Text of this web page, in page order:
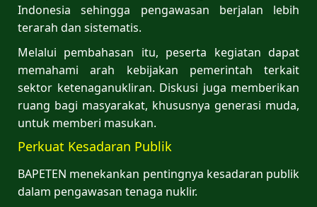
Indonesia sehingga pengawasan berjalan lebih
terarah dan sistematis.
Melalui pembahasan itu, peserta kegiatan dapat
memahami arah kebijakan pemerintah terkait
sektor ketenaganukliran. Diskusi juga memberikan
ruang bagi masyarakat, khususnya generasi muda,
untuk memberi masukan.
Perkuat Kesadaran Publik
BAPETEN menekankan pentingnya kesadaran publik
dalam pengawasan tenaga nuklir.